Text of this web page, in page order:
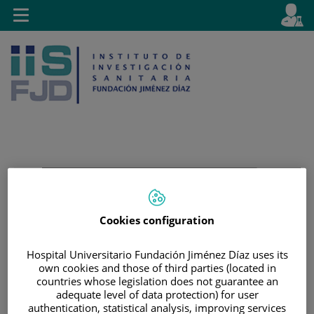
Saltar al contenido
activo
es
Toggle
navigation
Cookies configuration
Hospital Universitario Fundación Jiménez Díaz uses its
own cookies and those of third parties (located in
countries whose legislation does not guarantee an
adequate level of data protection) for user
authentication, statistical analysis, improving services